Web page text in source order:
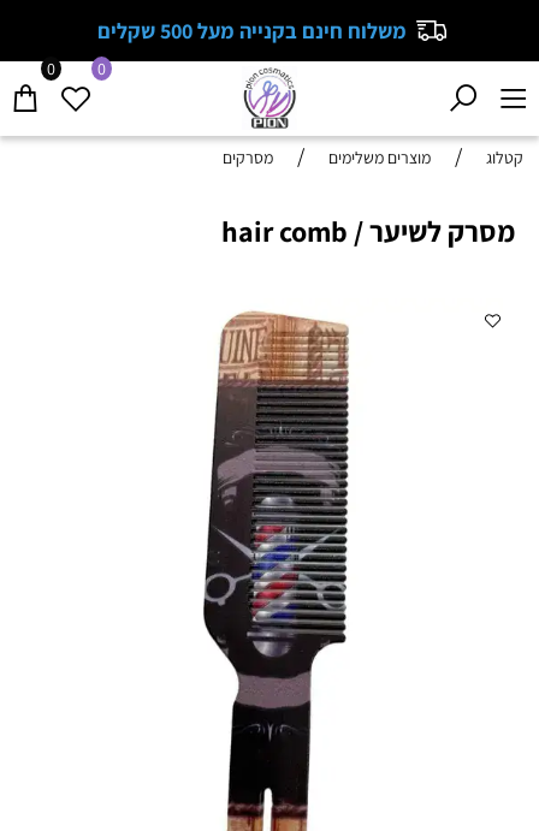
משלוח חינם בקנייה מעל 500 שקלים
0 0
קטלוג / מוצרים משלימים / מסרקים
מסרק לשיער / hair comb